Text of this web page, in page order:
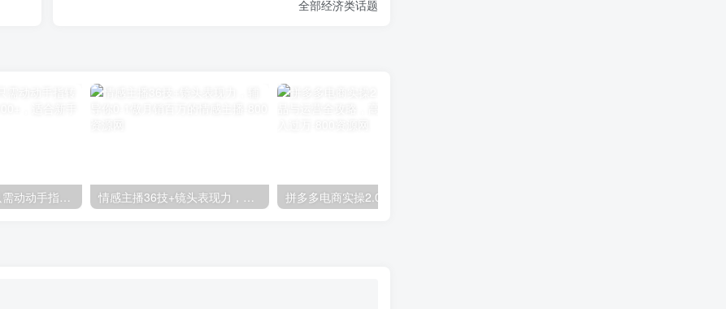
全部经济类话题